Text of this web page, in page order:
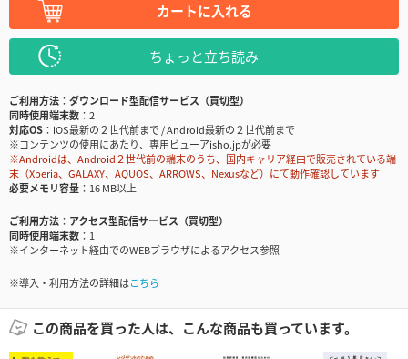
カートに入れる
ちょっと立ち読み
ご利用方法
ダウンロード型配信サービス（買切型）
同時使用端末数
2
対応OS
iOS最新の２世代前まで / Android最新の２世代前まで
※コンテンツの使用にあたり、専用ビューアisho.jpが必要
※Androidは、Android２世代前の端末のうち、国内キャリア経由で販売されている端
末（Xperia、GALAXY、AQUOS、ARROWS、Nexusなど）にて動作確認しています
必要メモリ容量
16 MB以上
ご利用方法
アクセス型配信サービス（買切型）
同時使用端末数
1
※インターネット経由でのWEBブラウザによるアクセス参照
※導入・利用方法の詳細はこちら
この商品を買った人は、こんな商品も買っています。